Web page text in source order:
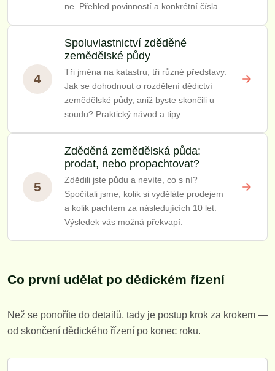
ne. Přehled povinností a konkrétní čísla.
4
Spoluvlastnictví zděděné
zemědělské půdy
Tři jména na katastru, tři různé představy.
Jak se dohodnout o rozdělení dědictví
zemědělské půdy, aniž byste skončili u
soudu? Praktický návod a tipy.
5
Zděděná zemědělská půda:
prodat, nebo propachtovat?
Zdědili jste půdu a nevíte, co s ní?
Spočítali jsme, kolik si vyděláte prodejem
a kolik pachtem za následujících 10 let.
Výsledek vás možná překvapí.
Co první udělat po dědickém řízení
Než se ponoříte do detailů, tady je postup krok za krokem —
od skončení dědického řízení po konec roku.